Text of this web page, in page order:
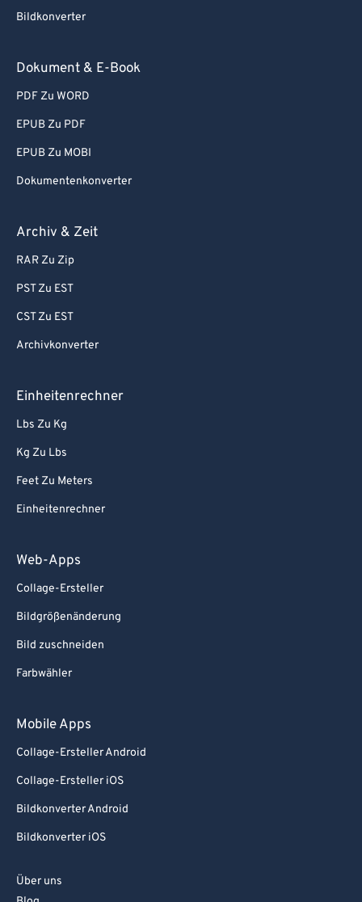
Bildkonverter
Dokument & E-Book
PDF Zu WORD
EPUB Zu PDF
EPUB Zu MOBI
Dokumentenkonverter
Archiv & Zeit
RAR Zu Zip
PST Zu EST
CST Zu EST
Archivkonverter
Einheitenrechner
Lbs Zu Kg
Kg Zu Lbs
Feet Zu Meters
Einheitenrechner
Web-Apps
Collage-Ersteller
Bildgrößenänderung
Bild zuschneiden
Farbwähler
Mobile Apps
Collage-Ersteller Android
Collage-Ersteller iOS
Bildkonverter Android
Bildkonverter iOS
Über uns